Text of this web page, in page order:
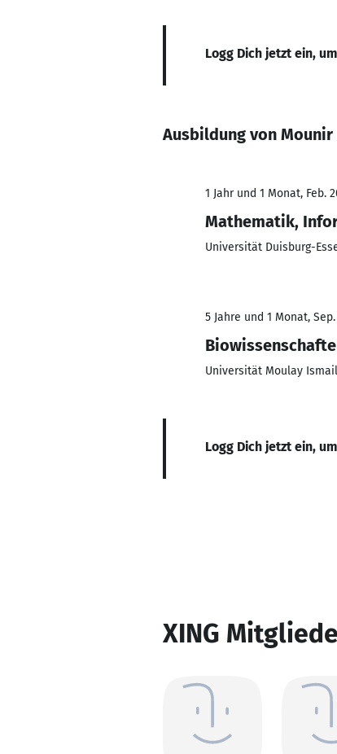
Logg Dich jetzt ein,
Ausbildung von Mounir
1 Jahr und 1 Monat, Feb.
Mathematik,
Universität Duisburg-
5 Jahre und 1 Monat,
Universität Moulay Ismail
Logg Dich jetzt ein,
XING